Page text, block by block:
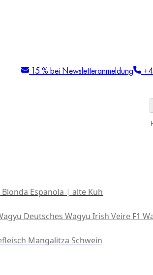
15 % bei Newsletteranmeldung
Blonda Espanola | alte Kuh
Deutsches Wagyu Irish Veire F1
Mangalitza Schwein